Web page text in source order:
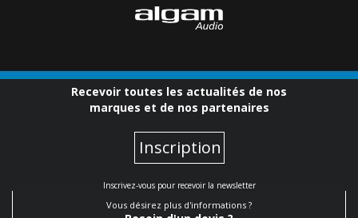
Recevoir toutes les actualités de nos
marques et de nos partenaires
Inscription
Inscrivez-vous pour recevoir la newsletter
Vous désirez plus d'informations ?